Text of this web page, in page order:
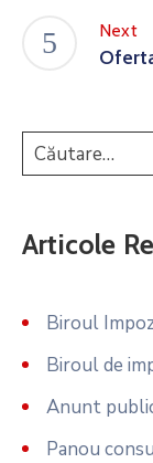
Next
Articole
Biroul
Biroul de
Anunt
Panou